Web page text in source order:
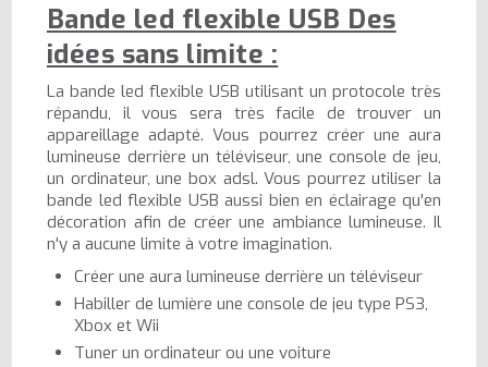
Bande led flexible USB Des
idées sans limite :
La bande led flexible USB utilisant un protocole très
répandu, il vous sera très facile de trouver un
appareillage adapté. Vous pourrez créer une aura
lumineuse derrière un téléviseur, une console de jeu,
un ordinateur, une box adsl. Vous pourrez utiliser la
bande led flexible USB aussi bien en éclairage qu'en
décoration afin de créer une ambiance lumineuse. Il
n'y a aucune limite à votre imagination.
Créer une aura lumineuse derrière un téléviseur
Habiller de lumière une console de jeu type PS3,
Xbox et Wii
Tuner un ordinateur ou une voiture